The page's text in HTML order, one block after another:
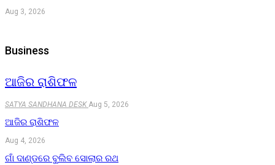
Aug 3, 2026
Business
ଆଜିର ରାଶିଫଳ
SATYA SANDHANA DESK Aug 5, 2026
ଆଜିର ରାଶିଫଳ
Aug 4, 2026
ଗାଁ ଦାଣ୍ଡରେ ବୁଲିବ ସୋଲାର ରଥ